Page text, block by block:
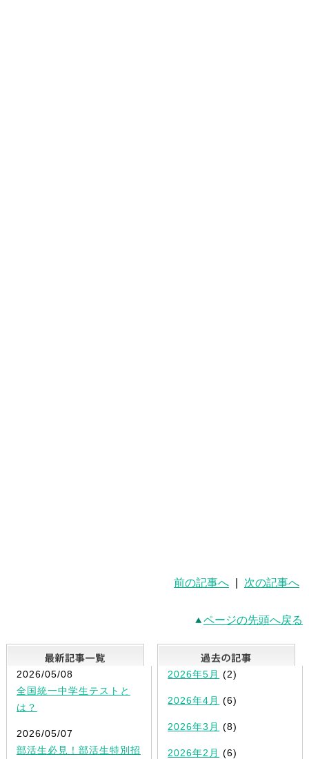
前の記事へ 次の記事へ
ページの先頭へ戻る
最新記事一覧
2026/05/08
全国統一中学生テストと
は？
2026/05/07
部活生必見！部活生特別招
2026年5月 (2)
2026年4月 (6)
2026年3月 (8)
2026年2月 (6)